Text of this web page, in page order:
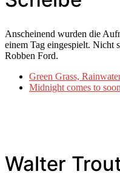
Anscheinend wurden die
einem Tag eingespielt. Nicht
Robben Ford.
Green Grass,
Midnight comes to soon
Walter